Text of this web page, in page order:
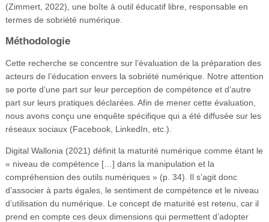
(Zimmert, 2022), une boîte à outil éducatif libre, responsable en
termes de sobriété numérique.
Méthodologie
Cette recherche se concentre sur l’évaluation de la préparation des
acteurs de l’éducation envers la sobriété numérique. Notre attention
se porte d’une part sur leur perception de compétence et d’autre
part sur leurs pratiques déclarées. Afin de mener cette évaluation,
nous avons conçu une enquête spécifique qui a été diffusée sur les
réseaux sociaux (Facebook, LinkedIn, etc.).
Digital Wallonia (2021) définit la maturité numérique comme étant le
« niveau de compétence […] dans la manipulation et la
compréhension des outils numériques » (p. 34). Il s’agit donc
d’associer à parts égales, le sentiment de compétence et le niveau
d’utilisation du numérique. Le concept de maturité est retenu, car il
prend en compte ces deux dimensions qui permettent d’adopter